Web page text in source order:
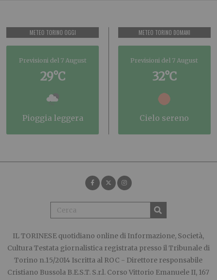
METEO TORINO OGGI
Previsioni del 7 August
29°C
pioggia leggera
METEO TORINO DOMANI
Previsioni del 7 August
32°C
cielo sereno
IL TORINESE quotidiano online di Informazione, Società,
Cultura Testata giornalistica registrata presso il Tribunale di
Torino n.15/2014 Iscritta al ROC - Direttore responsabile
Cristiano Bussola B.E.S.T. S.r.l. Corso Vittorio Emanuele II, 167